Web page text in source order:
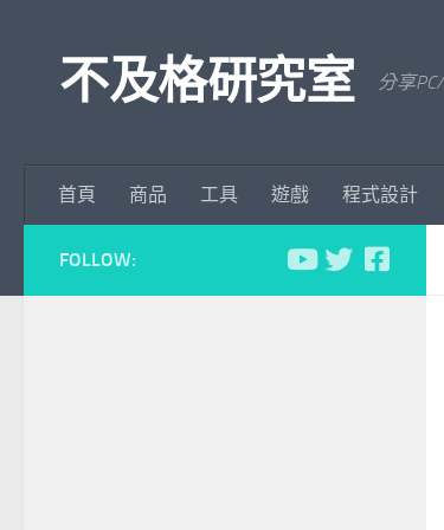
不及格研究室 分享
首頁 商品 工具 遊戲 程式設計
FOLLOW: